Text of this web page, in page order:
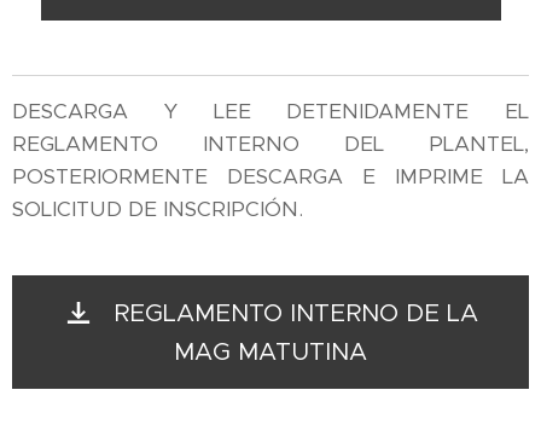
DESCARGA Y LEE DETENIDAMENTE EL
REGLAMENTO INTERNO DEL PLANTEL,
POSTERIORMENTE DESCARGA E IMPRIME LA
SOLICITUD DE INSCRIPCIÓN.
REGLAMENTO INTERNO DE LA
MAG MATUTINA